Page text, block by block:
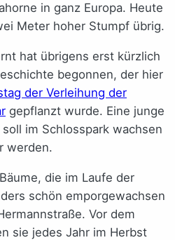
in ganz Europa. Heute
Meter hoher Stumpf übrig.
hat übrigens erst kürzlich
begonnen, der hier
der Verleihung der
gepflanzt wurde. Eine junge
im Schlosspark wachsen
werden.
die im Laufe der
schön emporgewachsen
Vor dem
sie jedes Jahr im Herbst